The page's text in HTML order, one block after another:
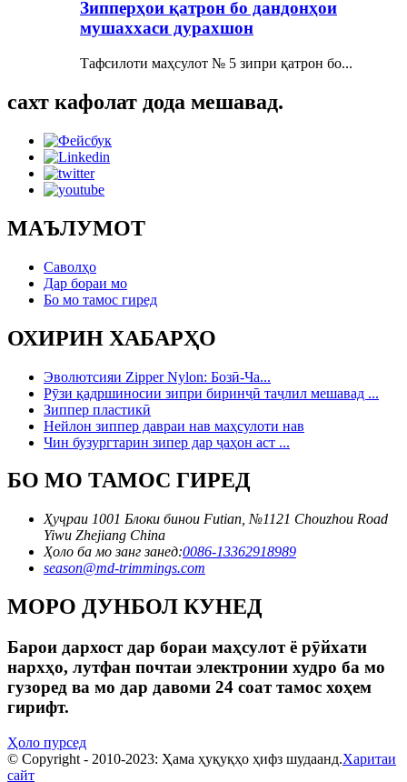
Зипперҳои қатрон бо дандонҳои
мушаххаси дурахшон
Тафсилоти маҳсулот № 5 зипри қатрон бо...
сахт кафолат дода мешавад.
МАЪЛУМОТ
Саволҳо
Дар бораи мо
Бо мо тамос гиред
ОХИРИН ХАБАРҲО
Эволютсияи Zipper Nylon: Бозӣ-Ча...
Рӯзи қадршиносии зипри биринҷӣ таҷлил мешавад ...
Зиппер пластикӣ
Нейлон зиппер давраи нав маҳсулоти нав
Чин бузургтарин зипер дар ҷаҳон аст ...
БО МО ТАМОС ГИРЕД
Ҳуҷраи 1001 Блоки бинои Futian, №1121 Chouzhou Road
Yiwu Zhejiang China
Ҳоло ба мо занг занед:0086-13362918989
season@md-trimmings.com
МОРО ДУНБОЛ КУНЕД
Барои дархост дар бораи маҳсулот ё рӯйхати
нархҳо, лутфан почтаи электронии худро ба мо
гузоред ва мо дар давоми 24 соат тамос хоҳем
гирифт.
Ҳоло пурсед
© Copyright - 2010-2023: Ҳама ҳуқуқҳо ҳифз шудаанд.Харитаи
сайт